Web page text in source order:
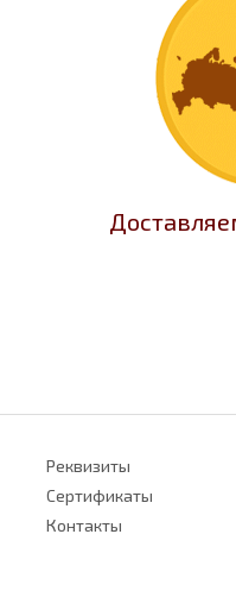
Реквизиты
Сертификаты
Контакты